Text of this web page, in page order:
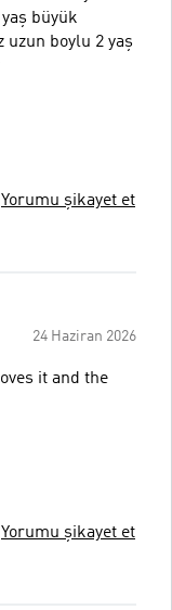
büyük
boylu 2 yaş
Yorumu şikayet et
24 Haziran 2026
it and the
Yorumu şikayet et